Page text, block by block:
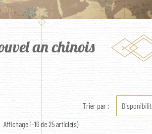
an chinois
Trier par :
Affichage 1-16 de 25 article(s)